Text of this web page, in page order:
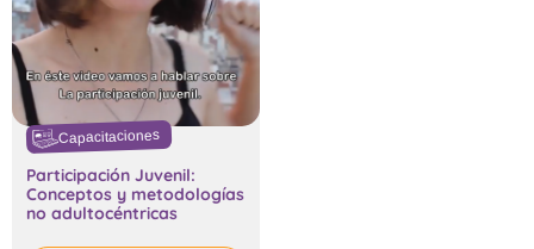
Capacitaciones
Participación Juvenil:
Conceptos y metodologías
no adultocéntricas